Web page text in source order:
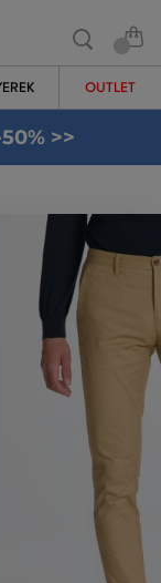
OUTLET
>>